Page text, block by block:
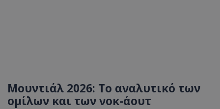
Μουντιάλ 2026: Το αναλυτικό των
ομίλων και των νοκ-άουτ